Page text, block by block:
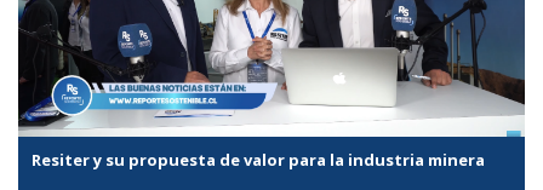
Resiter y su propuesta de valor para la industria minera